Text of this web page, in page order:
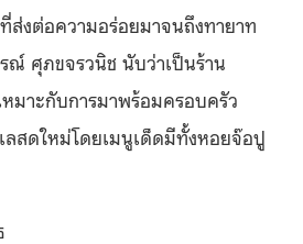
งต่อความอร่อยมาจนถึงทายาท
ศุภขจรวนิช นับว่าเป็นร้าน
มาะกับการมาพร้อมครอบครัว
ลสดใหม่โดยเมนูเด็ดมีทั้งหอยจ๊อปู